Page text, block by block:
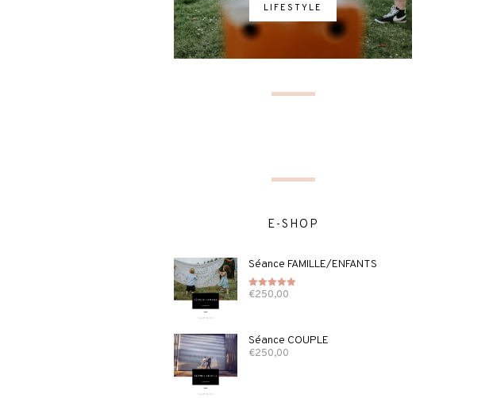
LIFESTYLE
E-SHOP
Séance FAMILLE/ENFANTS
Note5.00
€250,00
Séance COUPLE
€250,00